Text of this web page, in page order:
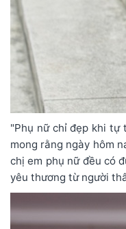
"Phụ nữ chỉ đẹp khi tự
mong rằng ngày hôm
chị em phụ nữ đều có
yêu thương từ người